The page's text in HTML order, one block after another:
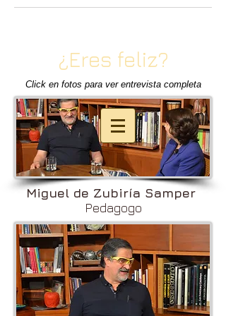
¿Eres feliz?
Click en fotos para ver entrevista completa
Miguel de Zubiría Samper
Pedagogo